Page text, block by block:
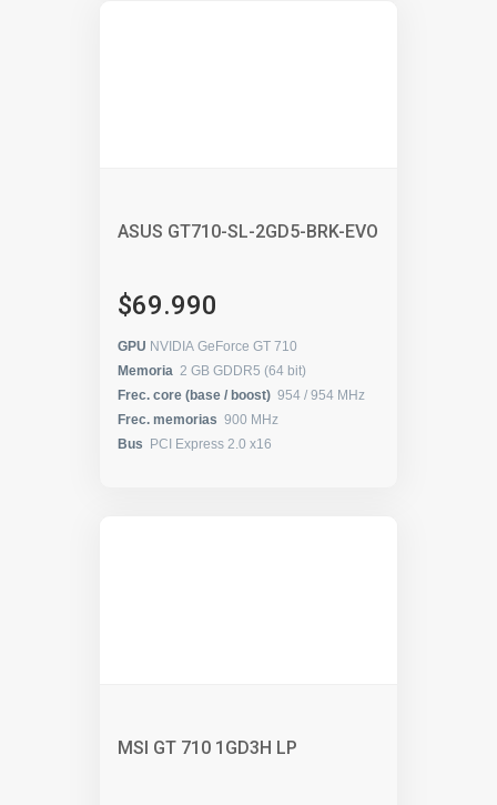
ASUS GT710-SL-2GD5-BRK-EVO
$69.990
GPU NVIDIA GeForce GT 710
Memoria 2 GB GDDR5 (64 bit)
Frec. core (base / boost) 954 / 954 MHz
Frec. memorias 900 MHz
Bus
PCI Express 2.0 x16
MSI GT 710 1GD3H LP